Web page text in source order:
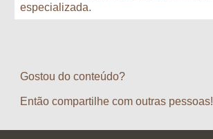
especializada.
Gostou do conteúdo?
Então compartilhe com outras pessoas!